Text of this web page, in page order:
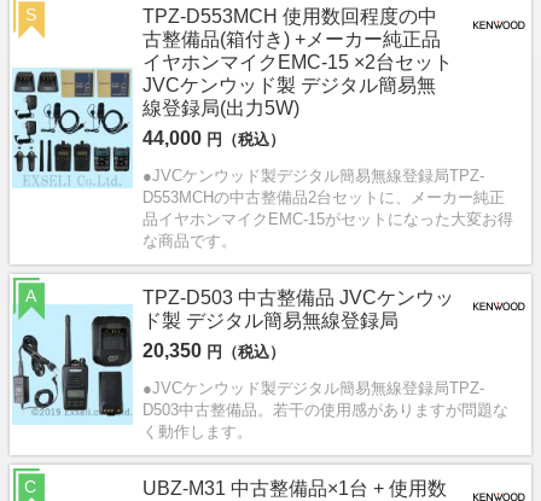
TPZ-D553MCH 使用数回程度の中
古整備品(箱付き) +メーカー純正品
イヤホンマイクEMC-15 ×2台セット
JVCケンウッド製 デジタル簡易無
線登録局(出力5W)
44,000 円（税込）
●JVCケンウッド製デジタル簡易無線登録局TPZ-
D553MCHの中古整備品2台セットに、メーカー純正
品イヤホンマイクEMC-15がセットになった大変お得
な商品です。
S
TPZ-D503 中古整備品 JVCケンウッ
ド製 デジタル簡易無線登録局
20,350 円（税込）
●JVCケンウッド製デジタル簡易無線登録局TPZ-
D503中古整備品。若干の使用感がありますが問題な
く動作します。
A
UBZ-M31 中古整備品×1台 + 使用数
C